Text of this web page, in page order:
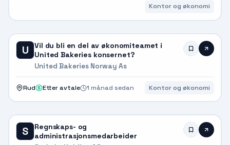
Kontor og økonomi
U
Vil du bli en del av økonomiteamet i
United Bakeries konsernet?
United Bakeries Norway As
Rud Etter avtale 1 månad sedan Kontor og økonomi
S
Regnskaps- og
administrasjonsmedarbeider